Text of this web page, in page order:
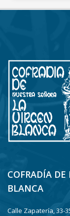
COFRADÍA DE
BLANCA
Calle Zapatería, 33-